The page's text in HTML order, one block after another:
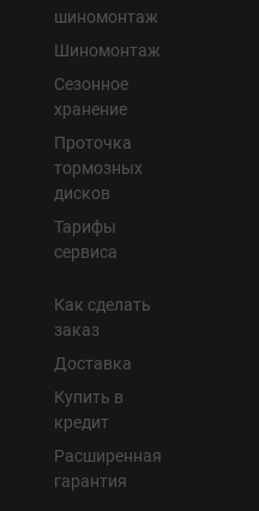
шиномонтаж
Шиномонтаж
Сезонное
хранение
Проточка
тормозных
дисков
Тарифы
сервиса
Как сделать
заказ
Доставка
Купить в
кредит
Расширенная
гарантия